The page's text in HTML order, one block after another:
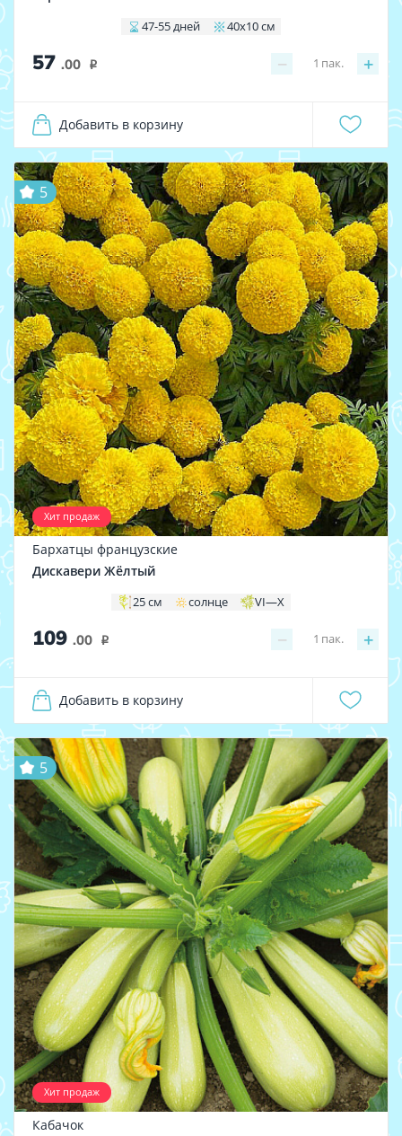
47-55 дней 40х10 см
57 .00 i − +
1 пак.
Добавить в корзину
Хит продаж
5
Бархатцы французские
Дискавери Жёлтый
25 см солнце VI—X
109 .00 i − +
1 пак.
Добавить в корзину
Хит продаж
5
Кабачок